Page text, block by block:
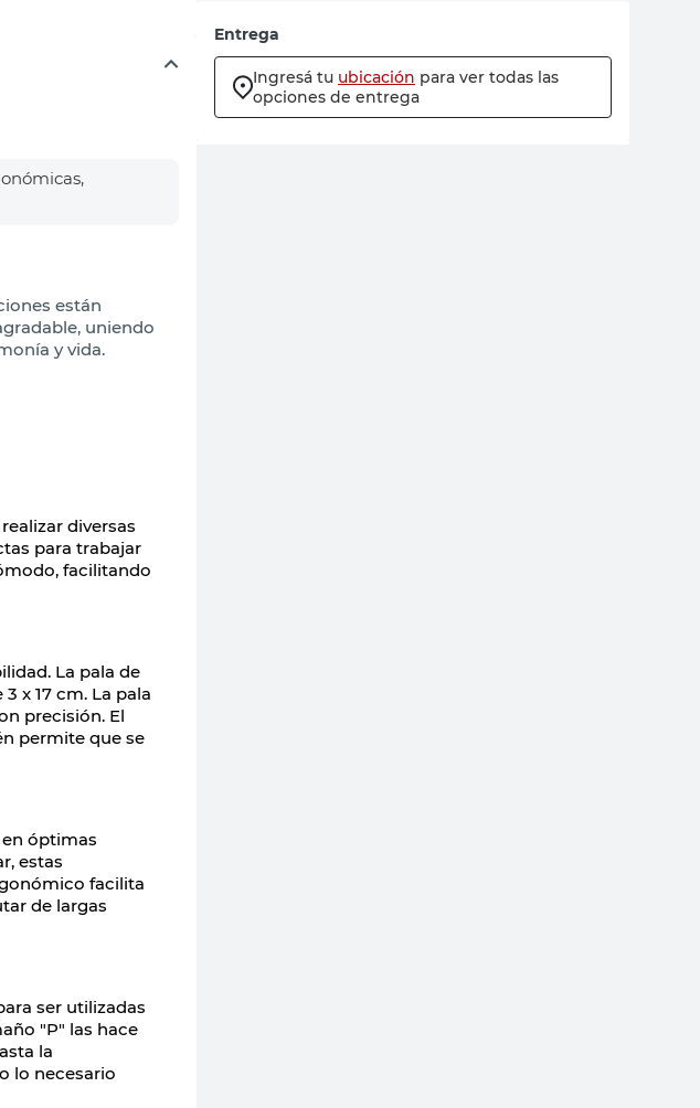
están
uniendo
y vida.
diversas
para trabajar
facilitando
. La pala de
x 17 cm. La pala
precisión. El
permite que se
óptimas
estas
facilita
de largas
ser utilizadas
"P" las hace
la
lo necesario
Entrega
Ingresá tu ubicación para ver todas las
opciones de entrega